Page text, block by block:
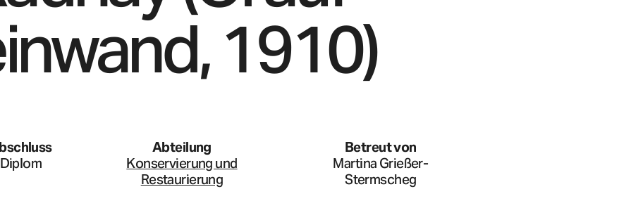
1910)
Diplom
Abteilung
Konservierung und
Restaurierung
Betreut von
Martina Grießer-
Stermscheg